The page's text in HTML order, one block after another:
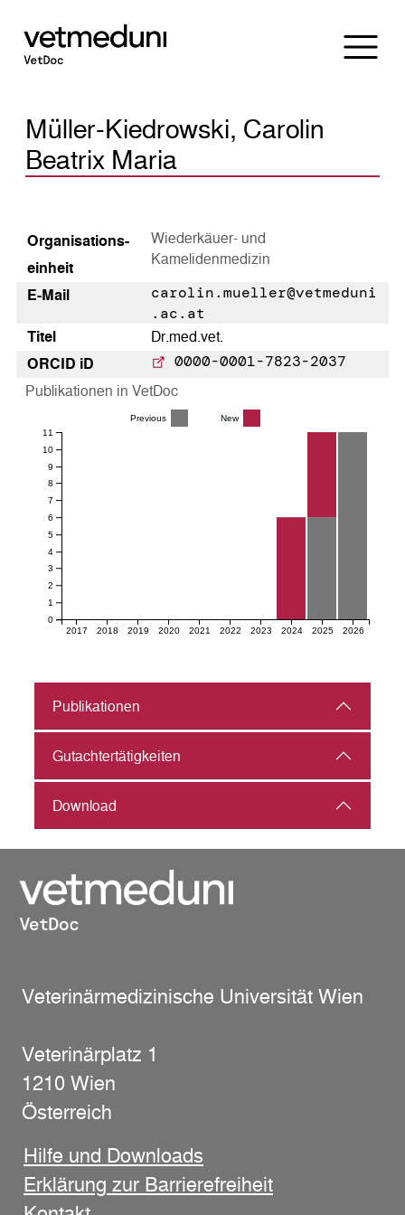
Müller-Kiedrowski, Carolin
Beatrix Maria
Organisations­
einheit
Wiederkäuer- und
Kamelidenmedizin
E-Mail
carolin.mueller@vetmeduni
.ac.at
Titel
Dr.med.vet.
ORCID iD
0000-0001-7823-2037
Publikationen in VetDoc
2017 2018 2019 2020 2021 2022 2023 2024 2025 2026
0
1
2
3
4
5
6
7
8
9
10
11
Previous New
Publikationen
Gutachter­tätigkeiten
Download
Veterinärmedizinische Universität Wien
Veterinärplatz 1
1210 Wien
Österreich
Hilfe und Downloads
Erklärung zur Barrierefreiheit